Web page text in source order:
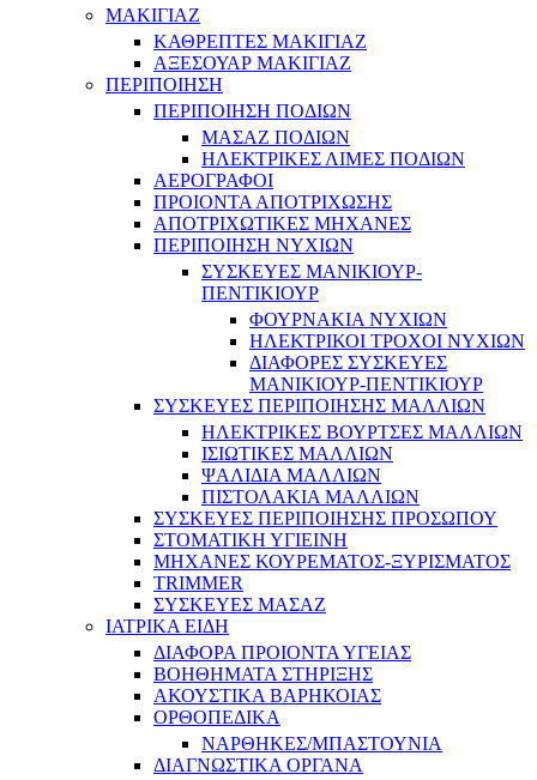
ΜΑΚΙΓΙΑΖ
ΚΑΘΡΕΠΤΕΣ ΜΑΚΙΓΙΑΖ
ΑΞΕΣΟΥΑΡ ΜΑΚΙΓΙΑΖ
ΠΕΡΙΠΟΙΗΣΗ
ΠΕΡΙΠΟΙΗΣΗ ΠΟΔΙΩΝ
ΜΑΣΑΖ ΠΟΔΙΩΝ
ΗΛΕΚΤΡΙΚΕΣ ΛΙΜΕΣ ΠΟΔΙΩΝ
ΑΕΡΟΓΡΑΦΟΙ
ΠΡΟΙΟΝΤΑ ΑΠΟΤΡΙΧΩΣΗΣ
ΑΠΟΤΡΙΧΩΤΙΚΕΣ ΜΗΧΑΝΕΣ
ΠΕΡΙΠΟΙΗΣΗ ΝΥΧΙΩΝ
ΣΥΣΚΕΥΕΣ ΜΑΝΙΚΙΟΥΡ-
ΠΕΝΤΙΚΙΟΥΡ
ΦΟΥΡΝΑΚΙΑ ΝΥΧΙΩΝ
ΗΛΕΚΤΡΙΚΟΙ ΤΡΟΧΟΙ ΝΥΧΙΩΝ
ΔΙΑΦΟΡΕΣ ΣΥΣΚΕΥΕΣ
ΜΑΝΙΚΙΟΥΡ-ΠΕΝΤΙΚΙΟΥΡ
ΣΥΣΚΕΥΕΣ ΠΕΡΙΠΟΙΗΣΗΣ ΜΑΛΛΙΩΝ
ΗΛΕΚΤΡΙΚΕΣ ΒΟΥΡΤΣΕΣ ΜΑΛΛΙΩΝ
ΙΣΙΩΤΙΚΕΣ ΜΑΛΛΙΩΝ
ΨΑΛΙΔΙΑ ΜΑΛΛΙΩΝ
ΠΙΣΤΟΛΑΚΙΑ ΜΑΛΛΙΩΝ
ΣΥΣΚΕΥΕΣ ΠΕΡΙΠΟΙΗΣΗΣ ΠΡΟΣΩΠΟΥ
ΣΤΟΜΑΤΙΚΗ ΥΓΙΕΙΝΗ
ΜΗΧΑΝΕΣ ΚΟΥΡΕΜΑΤΟΣ-ΞΥΡΙΣΜΑΤΟΣ
TRIMMER
ΣΥΣΚΕΥΕΣ ΜΑΣΑΖ
ΙΑΤΡΙΚΑ ΕΙΔΗ
ΔΙΑΦΟΡΑ ΠΡΟΙΟΝΤΑ ΥΓΕΙΑΣ
ΒΟΗΘΗΜΑΤΑ ΣΤΗΡΙΞΗΣ
ΑΚΟΥΣΤΙΚΑ ΒΑΡΗΚΟΙΑΣ
ΟΡΘΟΠΕΔΙΚΑ
ΝΑΡΘΗΚΕΣ/ΜΠΑΣΤΟΥΝΙΑ
ΔΙΑΓΝΩΣΤΙΚΑ ΟΡΓΑΝΑ